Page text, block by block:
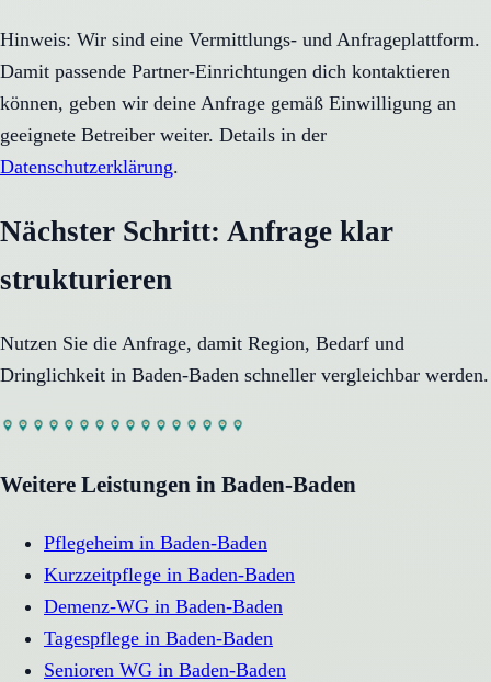
Hinweis: Wir sind eine Vermittlungs- und Anfrageplattform.
Damit passende Partner-Einrichtungen dich kontaktieren
können, geben wir deine Anfrage gemäß Einwilligung an
geeignete Betreiber weiter. Details in der
Datenschutzerklärung.
Nächster Schritt: Anfrage klar
strukturieren
Nutzen Sie die Anfrage, damit Region, Bedarf und
Dringlichkeit in Baden-Baden schneller vergleichbar werden.
Weitere Leistungen in Baden-Baden
Pflegeheim in Baden-Baden
Kurzzeitpflege in Baden-Baden
Demenz-WG in Baden-Baden
Tagespflege in Baden-Baden
Senioren WG in Baden-Baden